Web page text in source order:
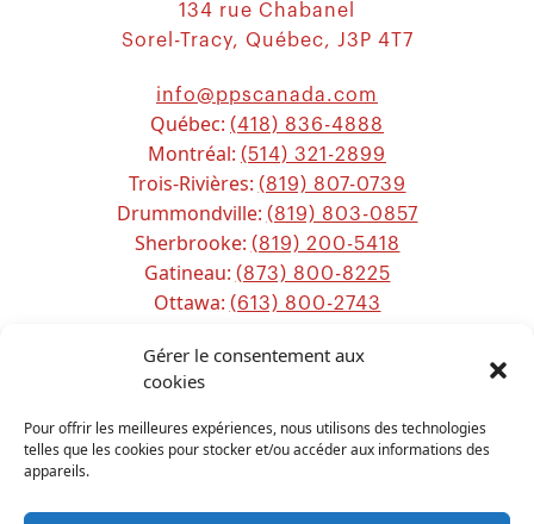
Gérer le consentement aux
cookies
Pour offrir les meilleures expériences, nous utilisons des technologies
telles que les cookies pour stocker et/ou accéder aux informations des
appareils.
134 rue Chabanel
Sorel-Tracy, Québec, J3P 4T7
info@ppscanada.com
Québec: (418) 836-4888
Montréal: (514) 321-2899
Trois-Rivières: (819) 807-0739
Drummondville: (819) 803-0857
Sherbrooke: (819) 200-5418
Gatineau: (873) 800-8225
Ottawa: (613) 800-2743